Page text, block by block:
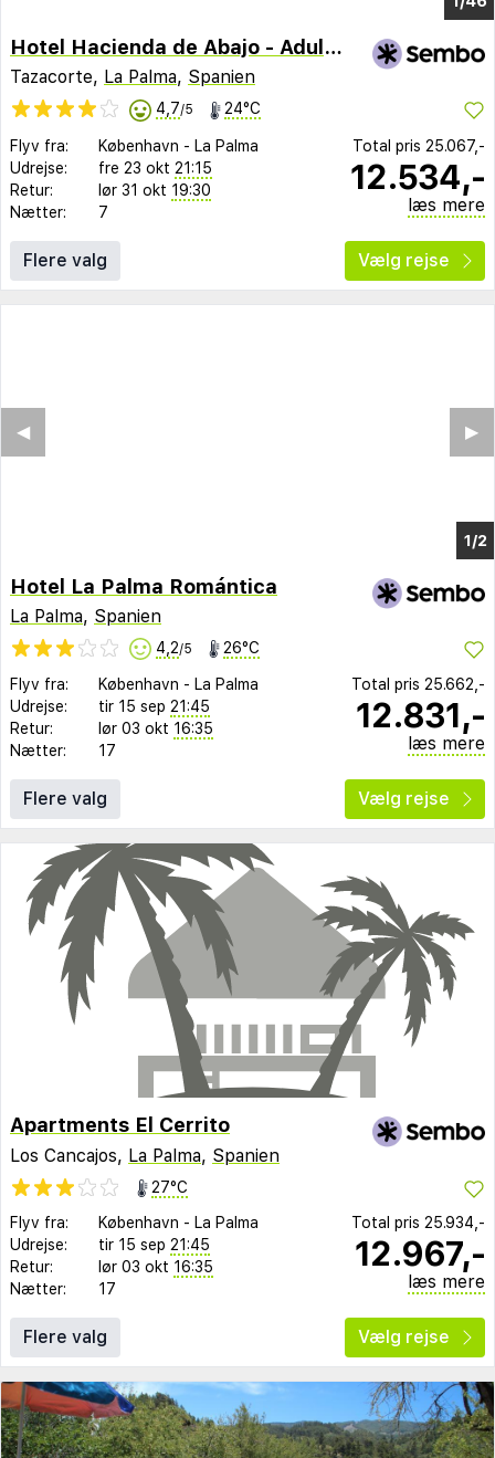
Hotel Hacienda de Abajo - Adults Only
Tazacorte, La Palma, Spanien
4,7/5 24°C
Flyv fra: København - La Palma
Udrejse:
fre 23 okt 21:15
Retur:
lør 31 okt 19:30
Nætter:
7
Total pris 25.067,-
12.534,-
læs mere
Flere valg Vælg rejse
Hotel La Palma Romántica
La Palma, Spanien
4,2/5 26°C
Flyv fra: København - La Palma
Udrejse:
tir 15 sep 21:45
Retur:
lør 03 okt 16:35
Nætter:
17
Total pris 25.662,-
12.831,-
læs mere
Flere valg Vælg rejse
Apartments El Cerrito
Los Cancajos, La Palma, Spanien
27°C
Flyv fra:
København - La Palma
Udrejse:
tir 15 sep 21:45
Retur:
lør 03 okt 16:35
Nætter:
17
Total pris 25.934,-
12.967,-
læs mere
Flere valg Vælg rejse